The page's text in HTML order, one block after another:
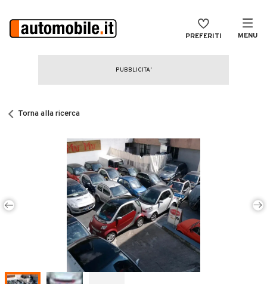
PREFERITI MENU
CERCA
Auto Nuove
Noleggio a lungo termine
Auto d'epoca
Veicoli Commerciali
Torna alla ricerca